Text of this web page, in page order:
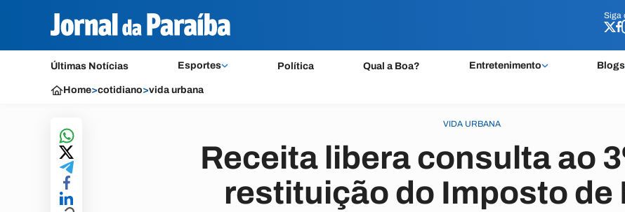
Siga
Últimas Notícias Esportes Política Qual a Boa? Entretenimento Blogs
Siga
Home>cotidiano>vida urbana
VIDA URBANA
Receita libera consulta ao
restituição do Imposto de